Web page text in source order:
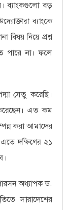
ব্যাংকগুলো বড়
ব্যাংকে
বিষয় নিয়ে প্রশ্ন
পারে না। ফলে
সেতু করেছি।
করেছেন। এত কম
করা আমাদের
দক্ষিণের ২১
অধ্যাপক ড.
সারাদেশের